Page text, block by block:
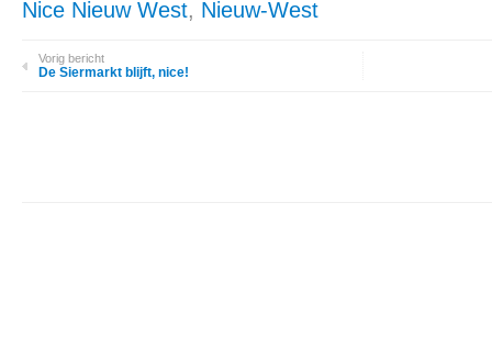
Nice Nieuw West, Nieuw-West
Vorig bericht
De Siermarkt blijft, nice!